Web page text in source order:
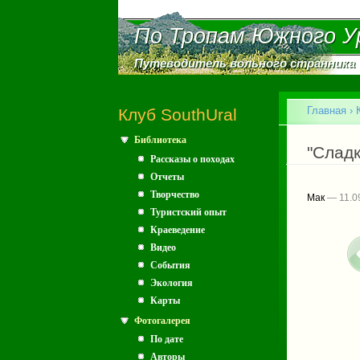
По Тропам Южного
По Тропам Южного
Путеводитель вольного странника
Путеводитель вольного странника
Клуб SouthUral
Библиотека
Рассказы о походах
Отчеты
Творчество
Туристский опыт
Краеведение
Видео
События
Экология
Карты
Фотогалерея
По дате
Авторы
Вы
Главная ›
Мак —